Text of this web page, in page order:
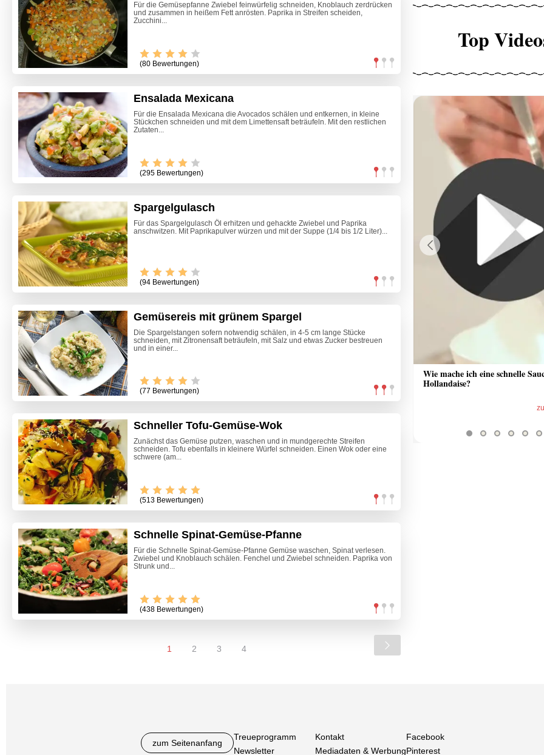
Für die Gemüsepfanne Zwiebel feinwürfelig schneiden, Knoblauch zerdrücken
und zusammen in heißem Fett anrösten. Paprika in Streifen scheiden,
Zucchini...
(80 Bewertungen)
Ensalada Mexicana
Für die Ensalada Mexicana die Avocados schälen und entkernen, in kleine
Stückchen schneiden und mit dem Limettensaft beträufeln. Mit den restlichen
Zutaten...
(295 Bewertungen)
Spargelgulasch
Für das Spargelgulasch Öl erhitzen und gehackte Zwiebel und Paprika
anschwitzen. Mit Paprikapulver würzen und mit der Suppe (1/4 bis 1/2 Liter)...
(94 Bewertungen)
Gemüsereis mit grünem Spargel
Die Spargelstangen sofern notwendig schälen, in 4-5 cm lange Stücke
schneiden, mit Zitronensaft beträufeln, mit Salz und etwas Zucker bestreuen
und in einer...
(77 Bewertungen)
Schneller Tofu-Gemüse-Wok
Zunächst das Gemüse putzen, waschen und in mundgerechte Streifen
schneiden. Tofu ebenfalls in kleinere Würfel schneiden. Einen Wok oder eine
schwere (am...
(513 Bewertungen)
Schnelle Spinat-Gemüse-Pfanne
Für die Schnelle Spinat-Gemüse-Pfanne Gemüse waschen, Spinat verlesen.
Zwiebel und Knoblauch schälen. Fenchel und Zwiebel schneiden. Paprika von
Strunk und...
(438 Bewertungen)
1 2 3 4
Top
Wie mache ich eine schnelle
Hollandaise?
Previous
zum Seitenanfang
Treueprogramm
Newsletter
Kontakt
Mediadaten & Werbung
Facebook
Pinterest